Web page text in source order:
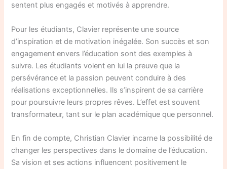
sentent plus engagés et motivés à apprendre.
Pour les étudiants, Clavier représente une source
d’inspiration et de motivation inégalée. Son succès et son
engagement envers l’éducation sont des exemples à
suivre. Les étudiants voient en lui la preuve que la
persévérance et la passion peuvent conduire à des
réalisations exceptionnelles. Ils s’inspirent de sa carrière
pour poursuivre leurs propres rêves. L’effet est souvent
transformateur, tant sur le plan académique que personnel.
En fin de compte, Christian Clavier incarne la possibilité de
changer les perspectives dans le domaine de l’éducation.
Sa vision et ses actions influencent positivement le